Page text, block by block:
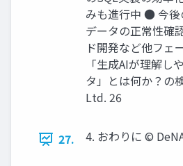
みも進行中 ● 今
データの正常性確
ド開発など他フェ
「生成AIが理解し
タ」とは何か？の
Ltd. 26
27. 4. おわりに ©